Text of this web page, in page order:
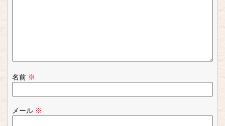
名前 ※
メール ※